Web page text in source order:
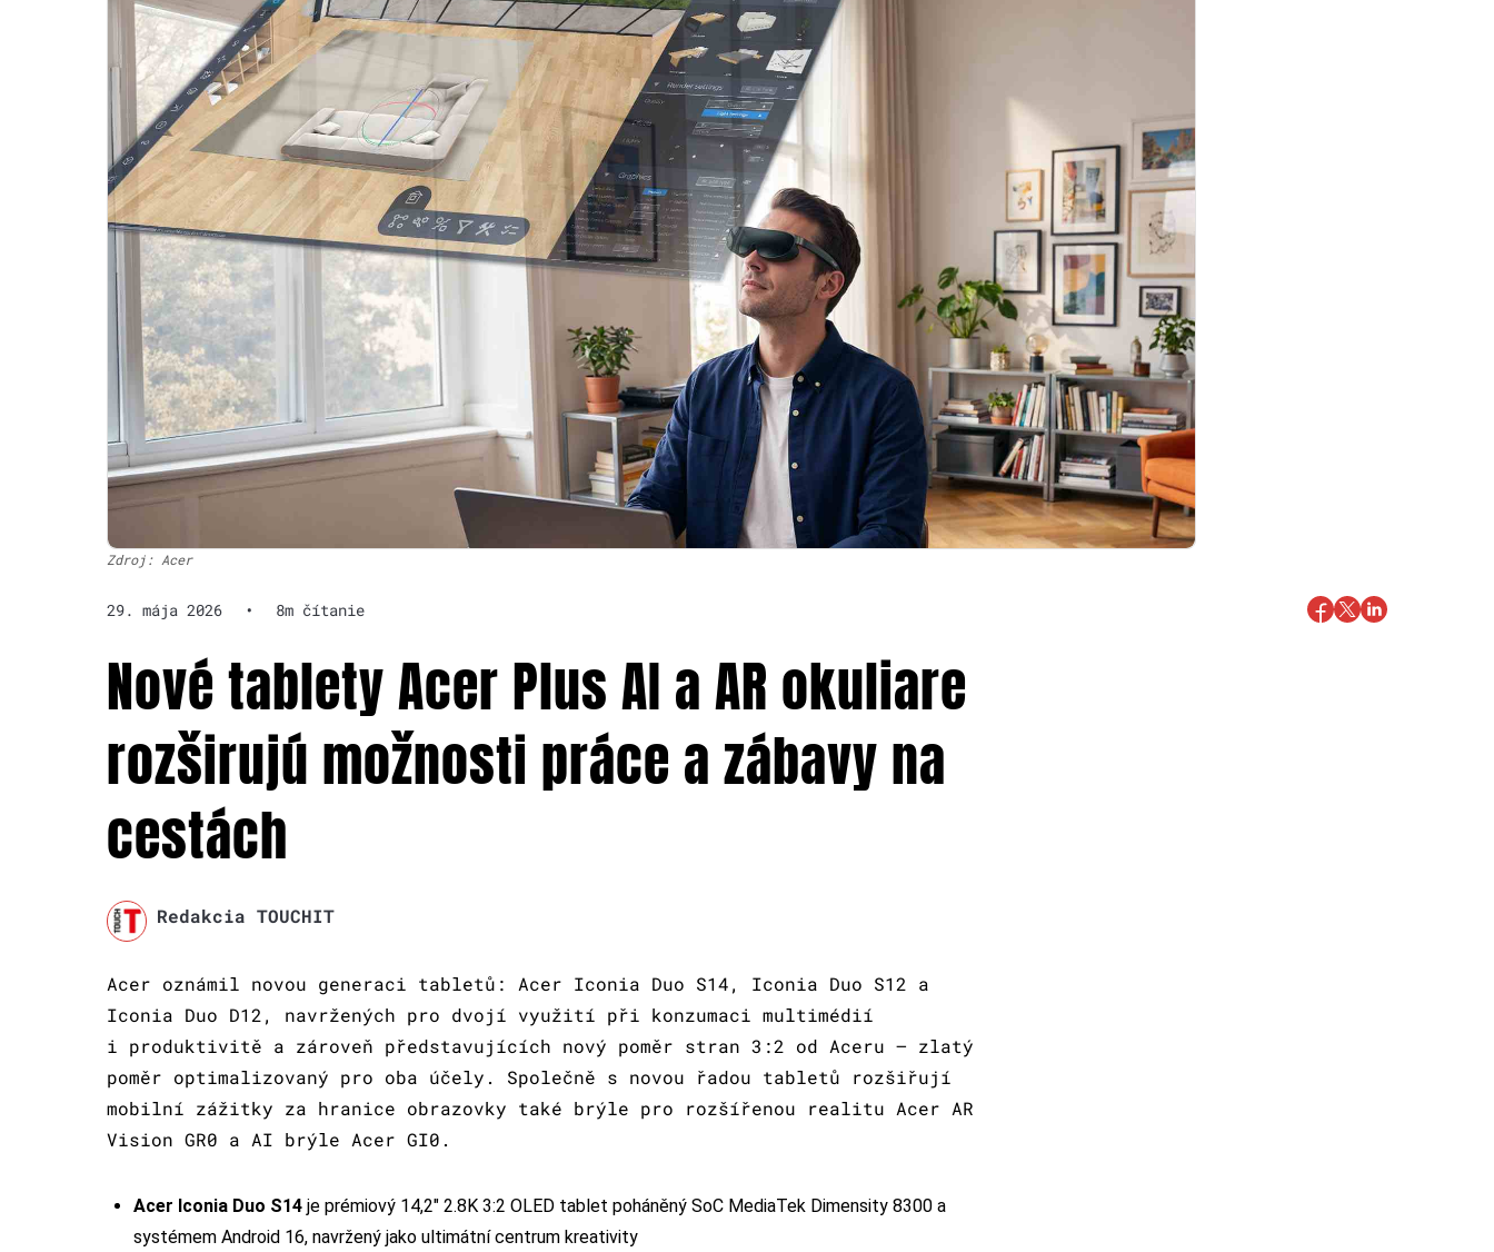
Zdroj: Acer
29. mája 2026 • 8m čítanie
Nové tablety Acer Plus AI a AR okuliare
rozširujú možnosti práce a zábavy na
cestách
Redakcia TOUCHIT
Acer oznámil novou generaci tabletů: Acer Iconia Duo S14, Iconia Duo S12 a
Iconia Duo D12, navržených pro dvojí využití při konzumaci multimédií
i produktivitě a zároveň představujících nový poměr stran 3:2 od Aceru — zlatý
poměr optimalizovaný pro oba účely. Společně s novou řadou tabletů rozšiřují
mobilní zážitky za hranice obrazovky také brýle pro rozšířenou realitu Acer AR
Vision GR0 a AI brýle Acer GI0.
Acer Iconia Duo S14 je prémiový 14,2″ 2.8K 3:2 OLED tablet poháněný SoC MediaTek Dimensity 8300 a
systémem Android 16, navržený jako ultimátní centrum kreativity